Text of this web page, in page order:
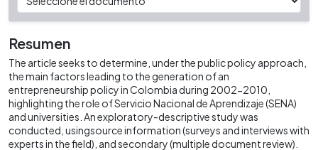
Resumen
The article seeks to determine, under the public policy approach,
the main factors leading to the generation of an
entrepreneurship policy in Colombia during 2002-2010,
highlighting the role of Servicio Nacional de Aprendizaje (SENA)
and universities. An exploratory-descriptive study was
conducted, usingsource information (surveys and interviews with
experts in the field), and secondary (multiple document review).